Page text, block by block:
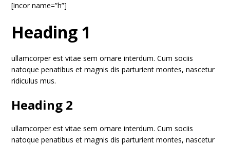
[incor name=”h”]
Heading 1
ullamcorper est vitae sem ornare interdum. Cum sociis
natoque penatibus et magnis dis parturient montes, nascetur
ridiculus mus.
Heading 2
ullamcorper est vitae sem ornare interdum. Cum sociis
natoque penatibus et magnis dis parturient montes, nascetur